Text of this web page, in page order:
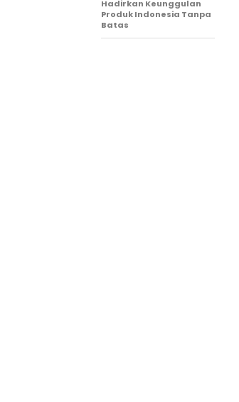
Hadirkan Keunggulan
Produk Indonesia Tanpa
Batas